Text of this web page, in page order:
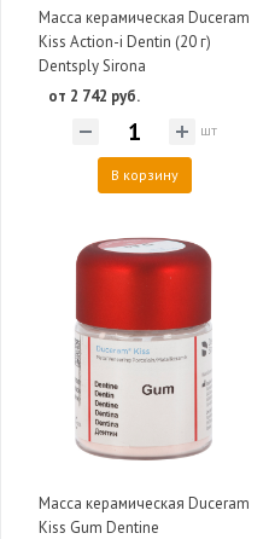
Масса керамическая Duceram
Kiss Action-i Dentin (20 г)
Dentsply Sirona
от 2 742 руб.
шт
В корзину
Масса керамическая Duceram
Kiss Gum Dentine